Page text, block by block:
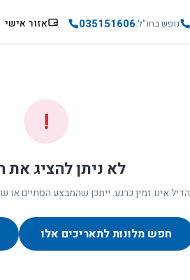
נופש בחו"ל035151606 אזור אישי
!
לא ניתן להציג את
הדיל אינו זמין כרגע. ייתכן שהמבצע הסתיים או
חפש מלונות לתאריכים אלו